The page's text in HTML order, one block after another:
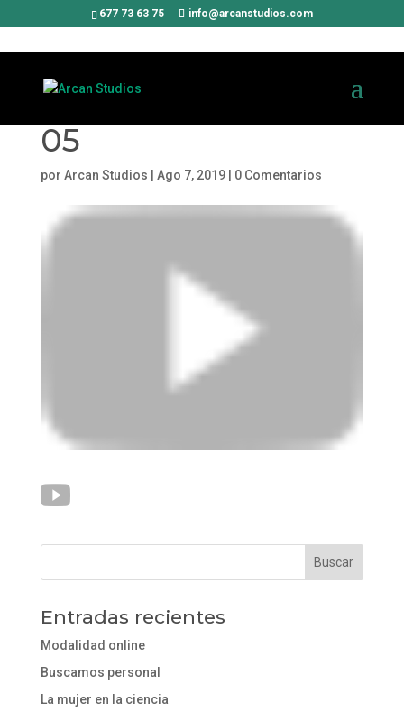
677 73 63 75 info@arcanstudios.com
05
por Arcan Studios Ago 7, 2019| 0 Comentarios
Entradas recientes
Modalidad online
Buscamos personal
La mujer en la ciencia